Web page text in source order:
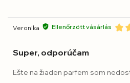
Veronika Ellenőrzött vásárlás
Super, odporúčam
Ešte na žiaden parfem som